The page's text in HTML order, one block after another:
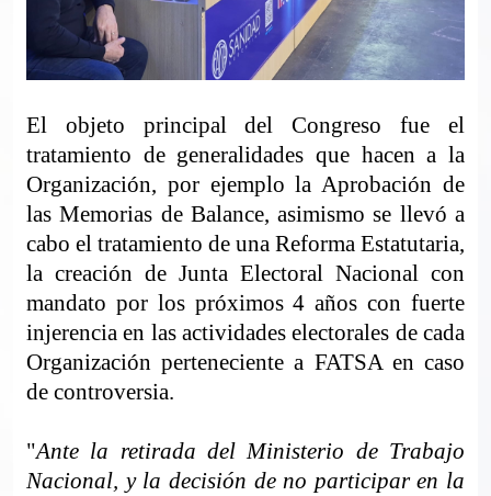
El objeto principal del Congreso fue el
tratamiento de generalidades que hacen a la
Organización, por ejemplo la Aprobación de
las Memorias de Balance, asimismo se llevó a
cabo el tratamiento de una Reforma Estatutaria,
la creación de Junta Electoral Nacional con
mandato por los próximos 4 años con fuerte
injerencia en las actividades electorales de cada
Organización perteneciente a FATSA en caso
de controversia.
"Ante la retirada del Ministerio de Trabajo
Nacional, y la decisión de no participar en la